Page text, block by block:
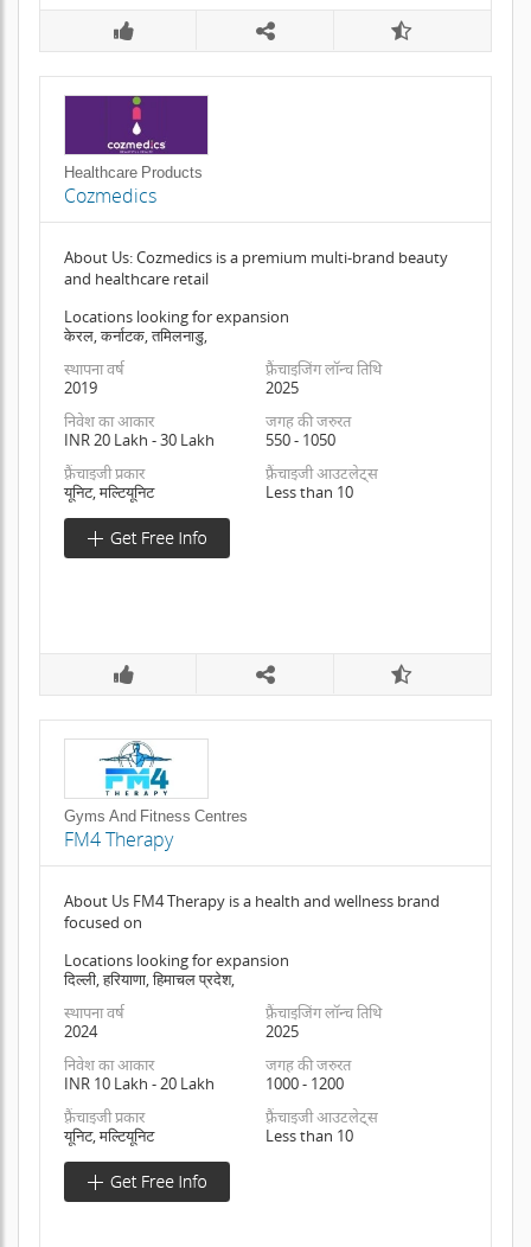
Healthcare Products
Cozmedics
About Us: Cozmedics is a premium multi-brand beauty
and healthcare retail
Locations looking for expansion
केरल, कर्नाटक, तमिलनाडु,
स्थापना वर्ष
2019
फ़्रैंचाइजिंग लॉन्च तिथि
2025
निवेश का आकार
INR 20 Lakh - 30 Lakh
जगह की जरुरत
550 - 1050
फ़्रैंचाइजी प्रकार
यूनिट, मल्टियूनिट
फ़्रैंचाइजी आउटलेट्स
Less than 10
Gyms And Fitness Centres
FM4 Therapy
About Us FM4 Therapy is a health and wellness brand
focused on
Locations looking for expansion
दिल्ली, हरियाणा, हिमाचल प्रदेश,
स्थापना वर्ष
2024
फ़्रैंचाइजिंग लॉन्च तिथि
2025
निवेश का आकार
INR 10 Lakh - 20 Lakh
जगह की जरुरत
1000 - 1200
फ़्रैंचाइजी प्रकार
यूनिट, मल्टियूनिट
फ़्रैंचाइजी आउटलेट्स
Less than 10